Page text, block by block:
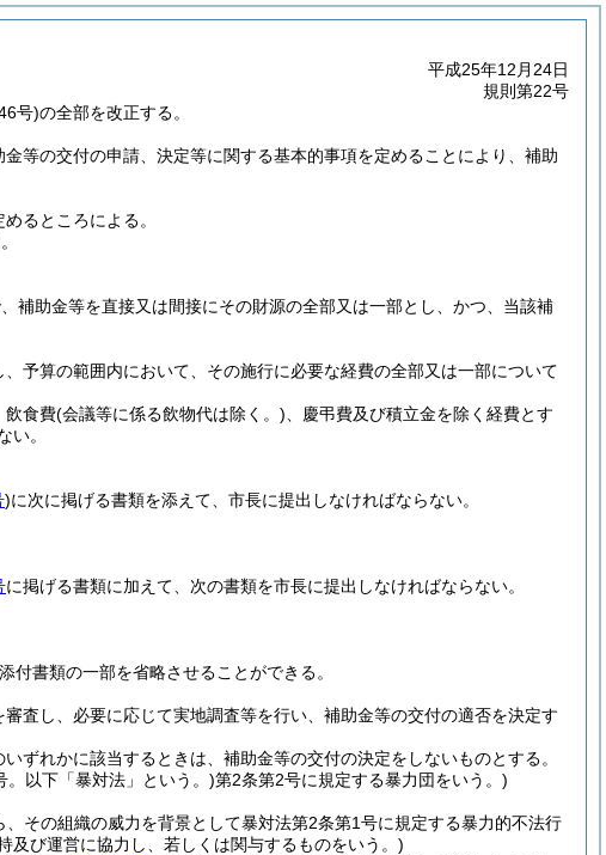
平成25年12月24日
規則第22号
号)の全部を改正する。
等の交付の申請、決定等に関する基本的事項を定めることにより、補助
めるところによる。
助金等を直接又は間接にその財源の全部又は一部とし、かつ、当該補
予算の範囲内において、その施行に必要な経費の全部又は一部について
飲食費(会議等に係る飲物代は除く。) 、慶弔費及び積立金を除く経費とす
い。
)に次に掲げる書類を添えて、市長に提出しなければならない。
に掲げる書類に加えて、次の書類を市長に提出しなければならない。
付書類の一部を省略させることができる。
査し、必要に応じて実地調査等を行い、補助金等の交付の適否を決定す
いずれかに該当するときは、補助金等の交付の決定をしないものとする。
。以下「暴対法」という。)第2条第2号に規定する暴力団をいう。)
その組織の威力を背景として暴対法第2条第1号に規定する暴力的不法行
及び運営に協力し、若しくは関与するものをいう。)